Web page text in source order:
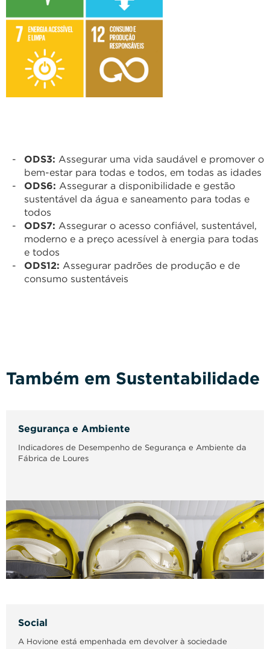
​​ODS3: Assegurar uma vida saudável e promover o
bem-estar para todas e todos, em todas as idades
ODS6: Assegurar a disponibilidade e gestão
sustentável da água e saneamento para todas e
todos
ODS7: Assegurar o acesso confiável, sustentável,
moderno e a preço acessível à energia para todas
e todos
ODS12: Assegurar padrões de produção e de
consumo sustentáveis ​
Também em Sustentabilidade
Segurança e Ambiente
Indicadores de Desempenho de Segurança e Ambiente da
Fábrica de Loures
Social
A Hovione está empenhada em devolver à sociedade